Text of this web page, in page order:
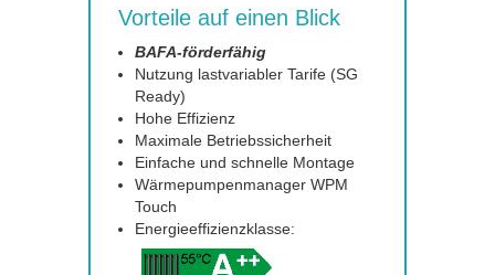
Vorteile auf einen Blick
BAFA-förderfähig
Nutzung lastvariabler Tarife (SG
Ready)
Hohe Effizienz
Maximale Betriebssicherheit
Einfache und schnelle Montage
Wärmepumpenmanager WPM
Touch
Energieeffizienzklasse: